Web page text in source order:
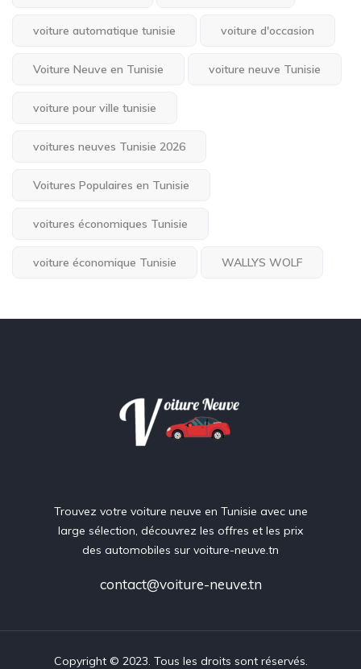
voiture automatique tunisie voiture d'occasion
Voiture Neuve en Tunisie voiture neuve Tunisie
voiture pour ville tunisie
voitures neuves Tunisie 2026
Voitures Populaires en Tunisie
voitures économiques Tunisie
voiture économique Tunisie WALLYS WOLF
Trouvez votre voiture neuve en Tunisie avec une
large sélection, découvrez les offres et les prix
des automobiles sur voiture-neuve.tn
contact@voiture-neuve.tn
Copyright © 2023. Tous les droits sont réservés.